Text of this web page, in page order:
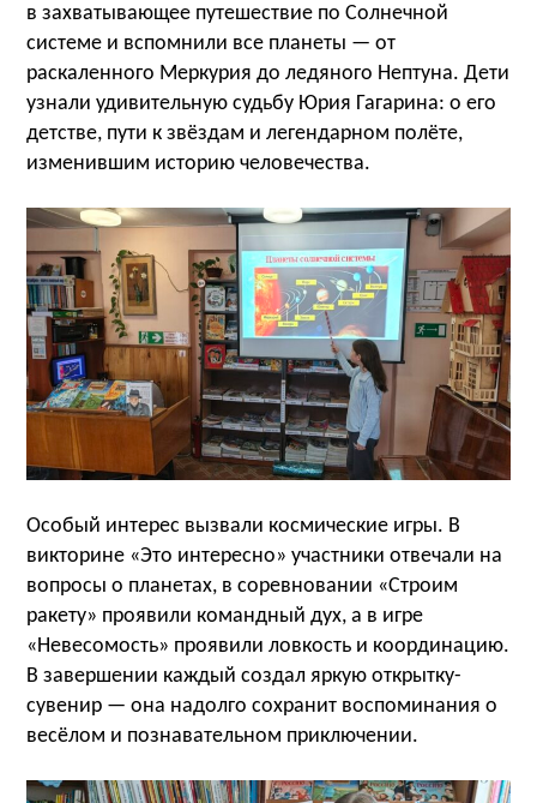
в захватывающее путешествие по Солнечной
системе и вспомнили все планеты — от
раскаленного Меркурия до ледяного Нептуна. Дети
узнали удивительную судьбу Юрия Гагарина: о его
детстве, пути к звёздам и легендарном полёте,
изменившим историю человечества.
Особый интерес вызвали космические игры. В
викторине «Это интересно» участникиотвечали на
вопросы о планетах, в соревновании «Строим
ракету» проявили командный дух, а в игре
«Невесомость» проявили ловкость и координацию.
В завершении каждый создал яркую открытку-
сувенир —она надолго сохранит воспоминания о
весёлом и познавательном приключении.